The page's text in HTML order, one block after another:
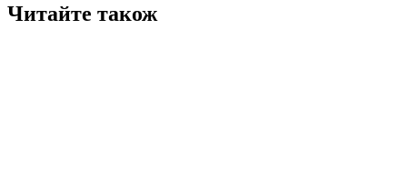
Читайте також